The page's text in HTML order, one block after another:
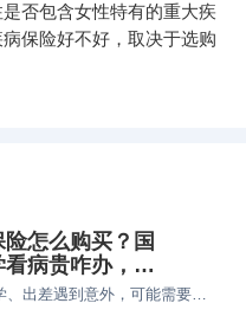
否包含女性特有的重大疾
保险好不好，取决于选购
险怎么购买？国
看病贵咋办，千
！
国际旅游、留学、出差遇到意外，可能需要高昂费用，国际医疗保险千万保额、支持直付、紧急救援。如何购买？